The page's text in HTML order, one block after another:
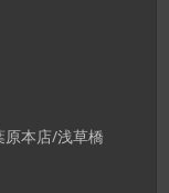
原本店/浅草橋